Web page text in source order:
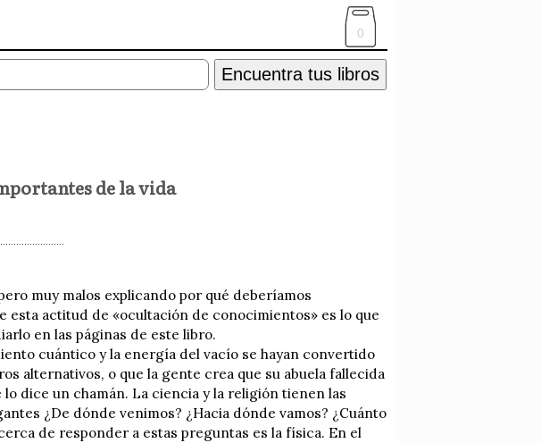
0
Encuentra tus libros
de la vida
muy malos explicando por qué deberíamos
actitud de «ocultación de conocimientos» es lo que
en las páginas de este libro.
cuántico y la energía del vacío se hayan convertido
alternativos, o que la gente crea que su abuela fallecida
dice un chamán. La ciencia y la religión tienen las
¿De dónde venimos? ¿Hacia dónde vamos? ¿Cuánto
de responder a estas preguntas es la física. En el